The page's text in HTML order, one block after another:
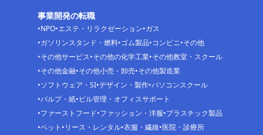
事業開発の転職
NPO エステ・リラクゼーション ガス
ガソリンスタンド・燃料 ゴム製品 コンビニ その他
その他サービス その他の化学工業 その他教室・スクール
その他金融 その他小売・卸売 その他製造業
ソフトウェア・SI デザイン・製作 パソコンスクール
パルプ・紙 ビル管理・オフィスサポート
ファーストフード ファッション・洋服 プラスチック製品
ペット リース・レンタル 衣服・繊維 医院・診療所